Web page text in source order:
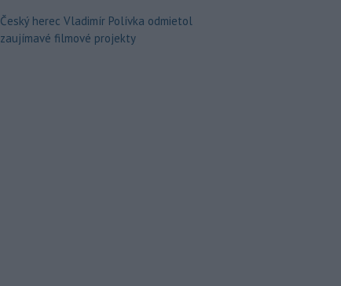
Český herec Vladimír Polívka odmietol
zaujímavé filmové projekty